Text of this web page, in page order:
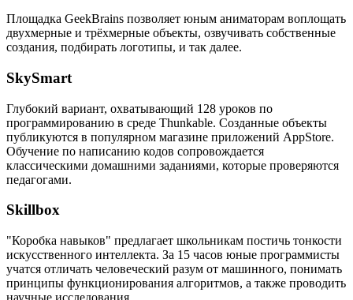
Площадка GeekBrains позволяет юным аниматорам воплощать
двухмерные и трёхмерные объекты, озвучивать собственные
создания, подбирать логотипы, и так далее.
SkySmart
Глубокий вариант, охватывающий 128 уроков по
программированию в среде Thunkable. Созданные объекты
публикуются в популярном магазине приложений AppStore.
Обучение по написанию кодов сопровождается
классическими домашними заданиями, которые проверяются
педагогами.
Skillbox
"Коробка навыков" предлагает школьникам постичь тонкости
искусственного интеллекта. За 15 часов юные программисты
учатся отличать человеческий разум от машинного, понимать
принципы функционирования алгоритмов, а также проводить
научные исследования.